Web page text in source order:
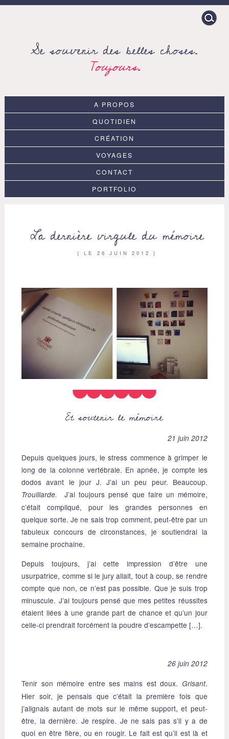
Search
for:
Se souvenir des belles choses.
Toujours.
A PROPOS
QUOTIDIEN
CRÉATION
VOYAGES
CONTACT
PORTFOLIO
La dernière virgule du mémoire
{ LE 26 JUIN 2012 }
Et soutenir le mémoire
21 juin 2012
Depuis quelques jours, le stress commence à grimper le
long de la colonne vertébrale. En apnée, je compte les
dodos avant le jour J. J’ai un peu peur. Beaucoup.
Trouillarde.
J’ai toujours pensé que faire un mémoire,
c’était compliqué, pour les grandes personnes en
quelque sorte. Je ne sais trop comment, peut-être par un
fabuleux concours de circonstances, je soutiendrai la
semaine prochaine.
Depuis toujours, j’ai cette impression d’être une
usurpatrice, comme si le jury allait, tout à coup, se rendre
compte que non, ce n’est pas possible. Que je suis trop
minuscule. J’ai toujours pensé que mes petites réussites
étaient liées à une grande part de chance et qu’un jour
celle-ci prendrait forcément la poudre d’escampette […].
26 juin 2012
Tenir son mémoire entre ses mains est doux. Grisant.
Hier soir, je pensais que c’était la première fois que
j’alignais autant de mots sur le même support, et peut-
être, la dernière. Je respire. Je ne sais pas s’il y a de
quoi en être fière, ou en rougir. Le fait est qu’il est là et